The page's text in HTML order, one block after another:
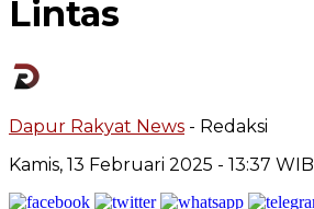
Lintas
Dapur Rakyat News - Redaksi
Kamis, 13 Februari 2025 - 13:37 WIB